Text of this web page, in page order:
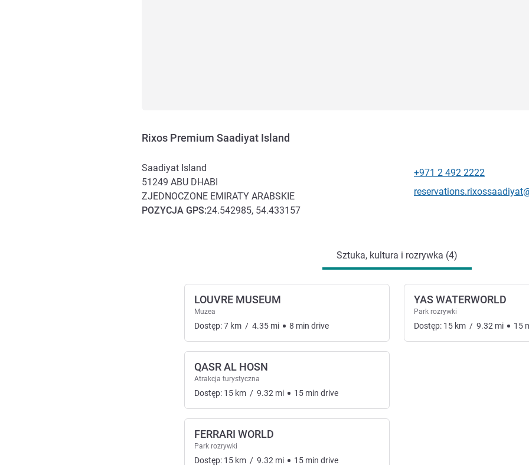
Rixos Premium Saadiyat Island
Saadiyat Island
51249 ABU DHABI
ZJEDNOCZONE EMIRATY ARABSKIE
POZYCJA GPS:24.542985, 54.433157
Telefon
+971 2 492 2222
Kontaktowy adres e-mail
Sztuka, kultura i rozrywka (4)
LOUVRE MUSEUM
Muzea
Dostęp:7 km / 4.35 mi 8 min drive
QASR AL HOSN
Atrakcja turystyczna
Dostęp: 15 km / 9.32 mi 15 min drive
FERRARI WORLD
Park rozrywki
Dostęp: 15 km / 9.32 mi 15 min drive
YAS WATERWORLD
Park rozrywki
Dostęp: 15 km / 9.32 mi 15